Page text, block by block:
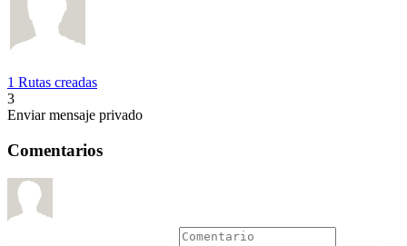
1 Rutas creadas
3
Enviar mensaje privado
Comentarios